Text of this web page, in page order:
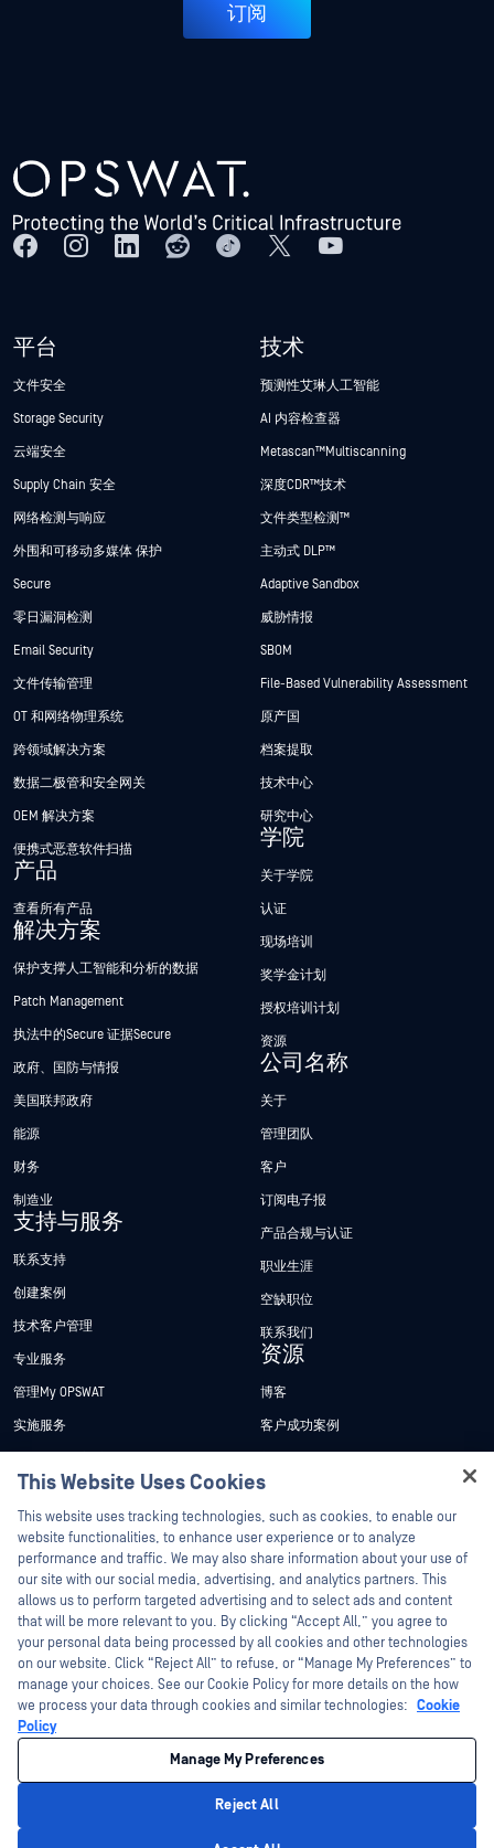
订阅
平台
文件安全
Storage Security
云端安全
Supply Chain 安全
网络检测与响应
外围和可移动多媒体 保护
Secure
零日漏洞检测
Email Security
文件传输管理
OT 和网络物理系统
跨领域解决方案
数据二极管和安全网关
OEM 解决方案
便携式恶意软件扫描
产品
查看所有产品
解决方案
保护支撑人工智能和分析的数据
Patch Management
执法中的Secure 证据Secure
政府、国防与情报
美国联邦政府
能源
财务
制造业
支持与服务
联系支持
创建案例
技术客户管理
专业服务
管理My OPSWAT
实施服务
技术文档
培训
漏洞计划
合作伙伴
认证
技术合作伙伴
渠道合作伙伴计划
技术
预测性艾琳人工智能
AI 内容检查器
Metascan™ Multiscanning
深度CDR™技术
文件类型检测™
主动式 DLP™
Adaptive Sandbox
威胁情报
SBOM
File-Based Vulnerability Assessment
原产国
档案提取
技术中心
研究中心
学院
关于学院
认证
现场培训
奖学金计划
授权培训计划
资源
公司名称
关于
管理团队
客户
订阅电子报
产品合规与认证
职业生涯
空缺职位
联系我们
资源
博客
客户成功案例
新闻报道
活动
网络研讨会
产品型录
白皮书
免费工具
©2026OPSWAT . 保留所有权利。OPSWAT、MetaDefender、Metascan、
MetaAccess、OPSWAT 、"不信任文件，不信任设备"、"OPSWAT "、"保护全球关
键基础设施"、"Deep CDR™技术"、"InQuest"、"InQuest标
识"、"DFI"、"RetroHunt"、"深度文件检测"及"加入追踪"OPSWAT 的商标。第三方
管理 Cookie 偏好
This Website Uses Cookies
This website uses tracking technologies, such as cookies, to enable our
website functionalities, to enhance user experience or to analyze
performance and traffic. We may also share information about your use of
our site with our social media, advertising, and analytics partners. This
allows us to perform targeted advertising and to select ads and content
that will be more relevant to you. By clicking “Accept All,” you agree to
your personal data being processed by all cookies and other technologies
on our website. Click “Reject All” to refuse, or “Manage My Preferences” to
manage your choices. See our Cookie Policy for more details on the how
we process your data through cookies and similar technologies: Cookie
Policy
Manage My Preferences
Reject All
Hey there!
I'm Ozzy, your OPSWAT virtual assistant.
How can I help you secure what's critical
today?